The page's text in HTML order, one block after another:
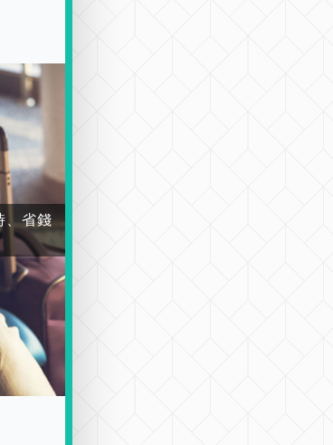
、省錢